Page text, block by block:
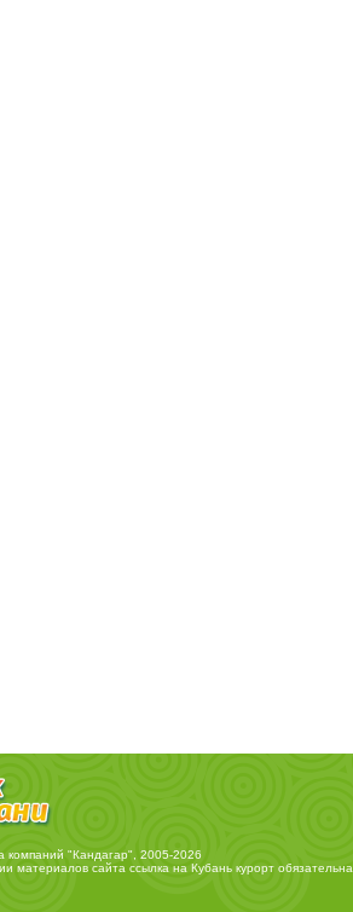
компаний "Кандагар", 2005-2026
материалов сайта ссылка на Кубань курортобязательна.